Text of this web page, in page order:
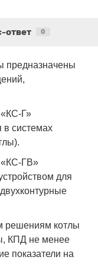
ответ 0
предназначены
«КС-Г»
в системах
«КС-ГВ»
для
решениям котлы
КПД не менее
показатели на